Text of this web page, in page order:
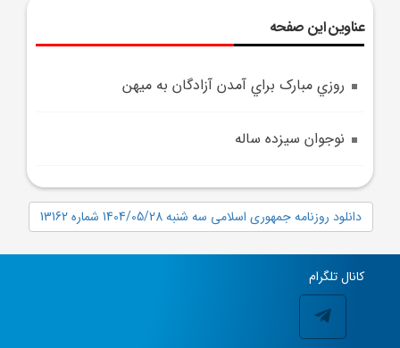
عناوین این صفحه
روزي مبارک براي آمدن آزادگان به ميهن
نوجوان سيزده ساله
دانلود روزنامه جمهوری اسلامی سه شنبه 1404/05/28 شماره 13162
کانال تلگرام